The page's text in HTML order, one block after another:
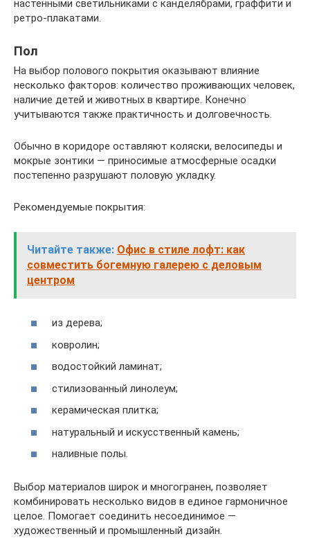
настенными светильниками с канделябрами, граффити и
ретро-плакатами.
Пол
На выбор полового покрытия оказывают влияние
несколько факторов: количество проживающих человек,
наличие детей и животных в квартире. Конечно
учитываются также практичность и долговечность.
Обычно в коридоре оставляют коляски, велосипеды и
мокрые зонтики — приносимые атмосферные осадки
постепенно разрушают половую укладку.
Рекомендуемые покрытия:
Читайте также: Офис в стиле лофт: как
совместить богемную галерею с деловым
центром
из дерева;
ковролин;
водостойкий ламинат;
стилизованный линолеум;
керамическая плитка;
натуральный и искусственный камень;
наливные полы.
Выбор материалов широк и многогранен, позволяет
комбинировать несколько видов в единое гармоничное
целое. Помогает соединить несоединимое —
художественный и промышленный дизайн.